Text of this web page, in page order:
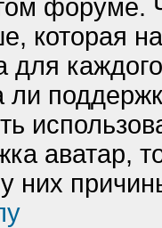
форуме.
которая
для
ли
аватар,
них